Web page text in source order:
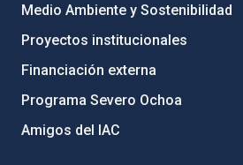
Medio Ambiente y Sostenibilidad
Proyectos institucionales
Financiación externa
Programa Severo Ochoa
Amigos del IAC